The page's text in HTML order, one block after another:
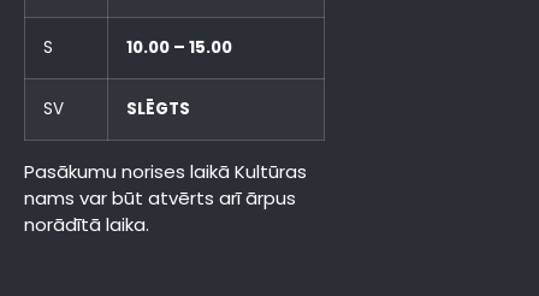
S 10.00 – 15.00
SV SLĒGTS
Pasākumu norises laikā Kultūras
nams var būt atvērts arī ārpus
norādītā laika.